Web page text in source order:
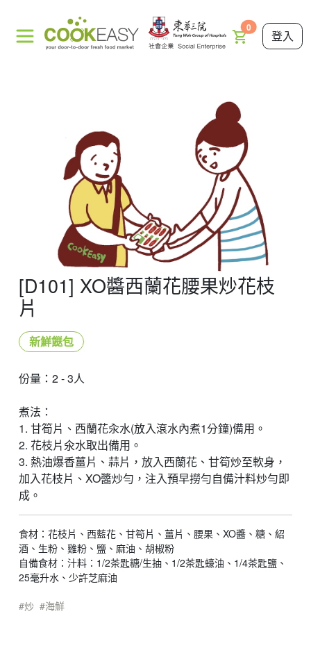
0
登入
[D101] XO醬西蘭花腰果炒花枝
片
新鮮餸包
份量：2 - 3人
煮法：
1. 甘筍片、西蘭花汆水(放入滾水內煮1分鐘)備用。
2. 花枝片氽水取出備用。
3. 熱油爆香薑片、蒜片，放入西蘭花、甘筍炒至軟身，
加入花枝片、XO醬炒勻，注入預早撈勻自備汁料炒勻即
成。
食材：花枝片、西藍花、甘筍片、薑片、腰果、XO醬、糖、紹
酒、生粉、雞粉、鹽、麻油、胡椒粉
自備食材：汁料：1/2茶匙糖/生抽、1/2茶匙蠔油、1/4茶匙鹽、
25毫升水、少許芝麻油
炒 海鮮